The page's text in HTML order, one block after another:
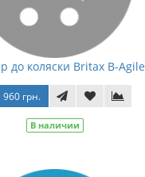
до коляски Britax B-Agile
960 грн.
В наличии